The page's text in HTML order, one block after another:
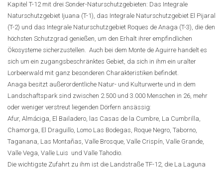
Kapitel T-12 mit drei Sonder-Naturschutzgebieten: Das Integrale
Naturschutzgebiet Ijuana (T-1), das Integrale Naturschutzgebiet El Pijaral
(T-2) und das Integrale Naturschutzgebiet Roques de Anaga (T-3), die den
höchsten Schutzgrad genießen, um den Erhalt ihrer empfindlichen
Ökosysteme sicherzustellen. Auch bei dem Monte de Aguirre handelt es
sich um ein zugangsbeschränktes Gebiet, da sich in ihm ein uralter
Lorbeerwald mit ganz besonderen Charakteristiken befindet.
Anaga besitzt außerordentliche Natur- und Kulturwerte und in dem
Landschaftspark sind zwischen 2.500 und 3.000 Menschen in 26, mehr
oder weniger verstreut liegenden Dörfern ansässig:
Afur, Almáciga, El Bailadero, las Casas de la Cumbre, La Cumbrilla,
Chamorga, El Draguillo, Lomo Las Bodegas, Roque Negro, Taborno,
Taganana, Las Montañas, Valle Brosque, Valle Crispín, Valle Grande,
Valle Vega, Valle Luis und Valle Tahodio.
Die wichtigste Zufahrt zu ihm ist die Landstraße TF-12, die La Laguna